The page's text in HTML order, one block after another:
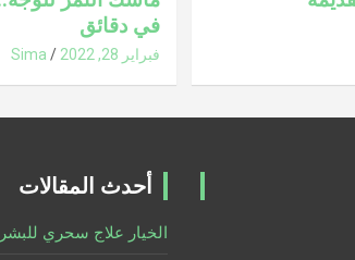
في دقائق
فبراير 28, 2022 Sima
أحدث المقالات
الخيار علاج سحري